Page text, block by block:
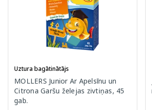
Uztura bagātinātājs
MOLLERS Junior Ar Apelsīnu un
Citrona Garšu želejas zivtiņas, 45
gab.